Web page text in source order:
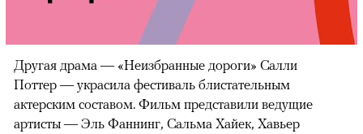
Другая драма — «Неизбранные дороги» Салли
Поттер — украсила фестиваль блистательным
актерским составом. Фильм представили ведущие
артисты — Эль Фаннинг, Сальма Хайек, Хавьер